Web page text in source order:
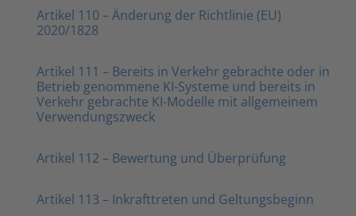
Artikel 110 – Änderung der Richtlinie (EU)
2020/1828
Artikel 111 – Bereits in Verkehr gebrachte oder in
Betrieb genommene KI-Systeme und bereits in
Verkehr gebrachte KI-Modelle mit allgemeinem
Verwendungszweck
Artikel 112 – Bewertung und Überprüfung
Artikel 113 – Inkrafttreten und Geltungsbeginn